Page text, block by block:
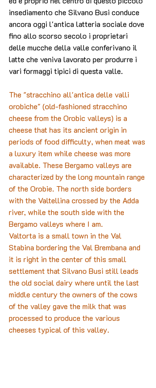
insediamento che Silvano Busi conduce
ancora oggi l'antica latteria sociale dove
fino allo scorso secolo i proprietari
delle mucche della valle conferivano il
latte che veniva lavorato per produrre i
vari formaggi tipici di questa valle.
The "stracchino all'antica delle valli
orobiche" (old-fashioned stracchino
cheese from the Orobic valleys) is a
cheese that has its ancient origin in
periods of food difficulty, when meat was
a luxury item while cheese was more
available. These Bergamo valleys are
characterized by the long mountain range
of the Orobie. The north side borders
with the Valtellina crossed by the Adda
river, while the south side with the
Bergamo valleys where I am.
Valtorta is a small town in the Val
Stabina bordering the Val Brembana and
it is right in the center of this small
settlement that Silvano Busi still leads
the old social dairy where until the last
middle century the owners of the cows
of the valley gave the milk that was
processed to produce the various
cheeses typical of this valley.